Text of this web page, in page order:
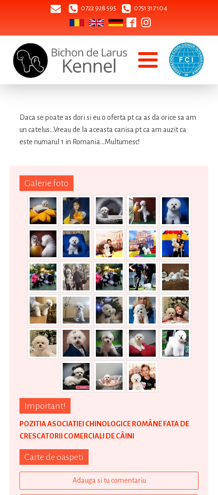
0722 928 595 0751 317 104
Galerie foto
Important!
POZITIA ASOCIATIEI CHINOLOGICE ROMÂNE FATA DE
CRESCATORII COMERCIALI DE CÂINI
Carte de oaspeti
Adauga si tu comentariu
Daca se poate as dori si eu o oferta pt ca as da orice sa am
un catelus...Vreau de la aceasta canisa pt ca am auzit ca
este numarul 1 in Romania...Multumesc!